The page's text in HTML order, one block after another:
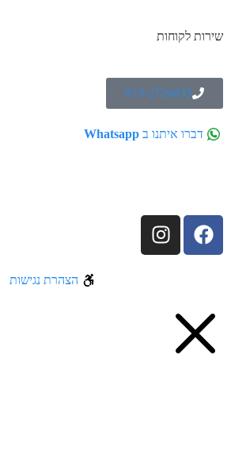
שירות לקוחות
073-2726033
דברו איתנו בWhatsapp
הצהרת נגישות